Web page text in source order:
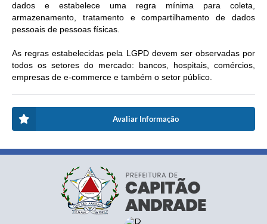
dados e estabelece uma regra mínima para coleta,
armazenamento, tratamento e compartilhamento de dados
pessoais de pessoas físicas.
As regras estabelecidas pela LGPD devem ser observadas por
todos os setores do mercado: bancos, hospitais, comércios,
empresas de e-commerce e também o setor público.
Avaliar Informação